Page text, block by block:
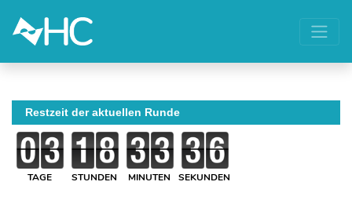
Restzeit der aktuellen Runde
TAGE STUNDEN MINUTEN SEKUNDEN